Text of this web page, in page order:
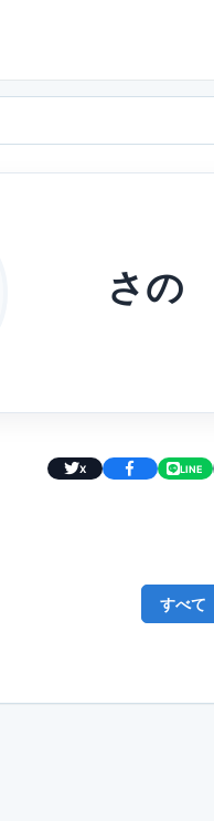
さの
X LINE
すべて